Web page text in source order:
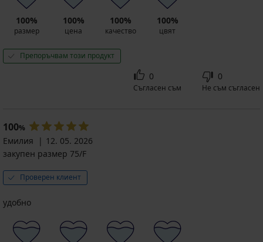
100%
размер
100%
цена
100%
качество
100%
цвят
Препоръчвам този продукт
0
Съгласен съм
0
Не съм съгласен
100%
Емилия
12. 05. 2026
закупен размер 75/F
Проверен клиент
удобно